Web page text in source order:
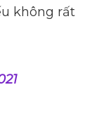
không rất